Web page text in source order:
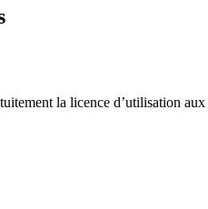
la licence d’utilisation aux